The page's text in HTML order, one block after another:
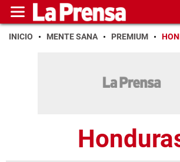
INICIO MENTE SANA PREMIUM